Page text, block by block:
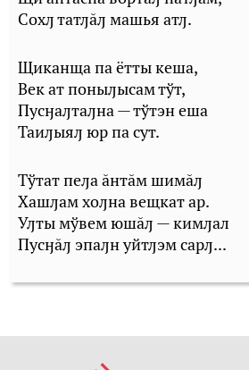
Сохԓ татԓăԓ машья атԓ.
Щиканща па ётты кеша,
Век ат поныԓысам тўт,
Пусӈаԓтаԓна — тўтэн еша
Таиԓыяԓ юр па сут.
Тўтат пеԓа ăнтăм шимăԓ
Хашԓам хоԓна вещкат ар.
Уԓты мўвем юшăԓ — кимԓал
Пусӈăԓ эпаԓн уйтԓэм сарԓ...